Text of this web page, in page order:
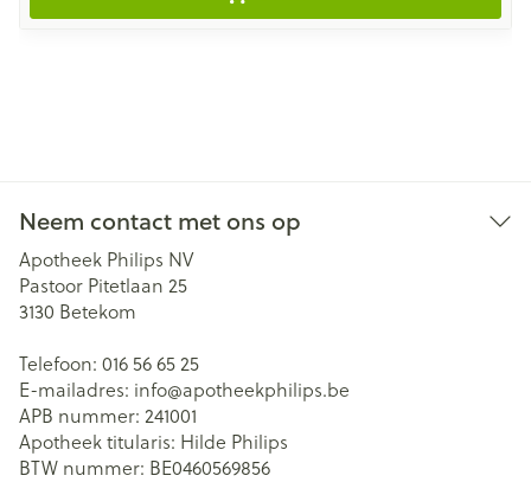
Neem contact met ons op
Apotheek Philips NV
Pastoor Pitetlaan 25
3130 Betekom
Telefoon: 016 56 65 25
E-mailadres: info@apotheekphilips.be
APB nummer: 241001
Apotheek titularis: Hilde Philips
BTW nummer: BE0460569856